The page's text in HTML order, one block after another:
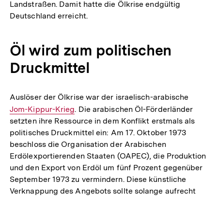
Landstraßen. Damit hatte die Ölkrise endgültig
Deutschland erreicht.
Öl wird zum politischen
Druckmittel
Auslöser der Ölkrise war der israelisch-arabische
Link:
Jom-Kippur-Krieg. Die arabischen Öl-Förderländer
setzten ihre Ressource in dem Konflikt erstmals als
politisches Druckmittel ein: Am 17. Oktober 1973
beschloss die Organisation der Arabischen
Erdölexportierenden Staaten (OAPEC), die Produktion
und den Export von Erdöl um fünf Prozent gegenüber
September 1973 zu vermindern. Diese künstliche
Verknappung des Angebots sollte solange aufrecht